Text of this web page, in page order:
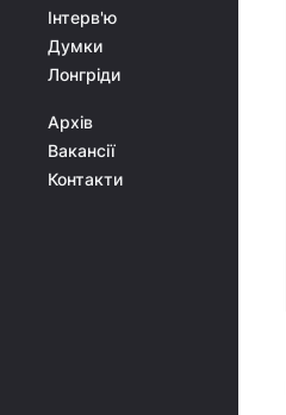
Інтерв'ю
Думки
Лонгріди
Архів
Вакансії
Контакти